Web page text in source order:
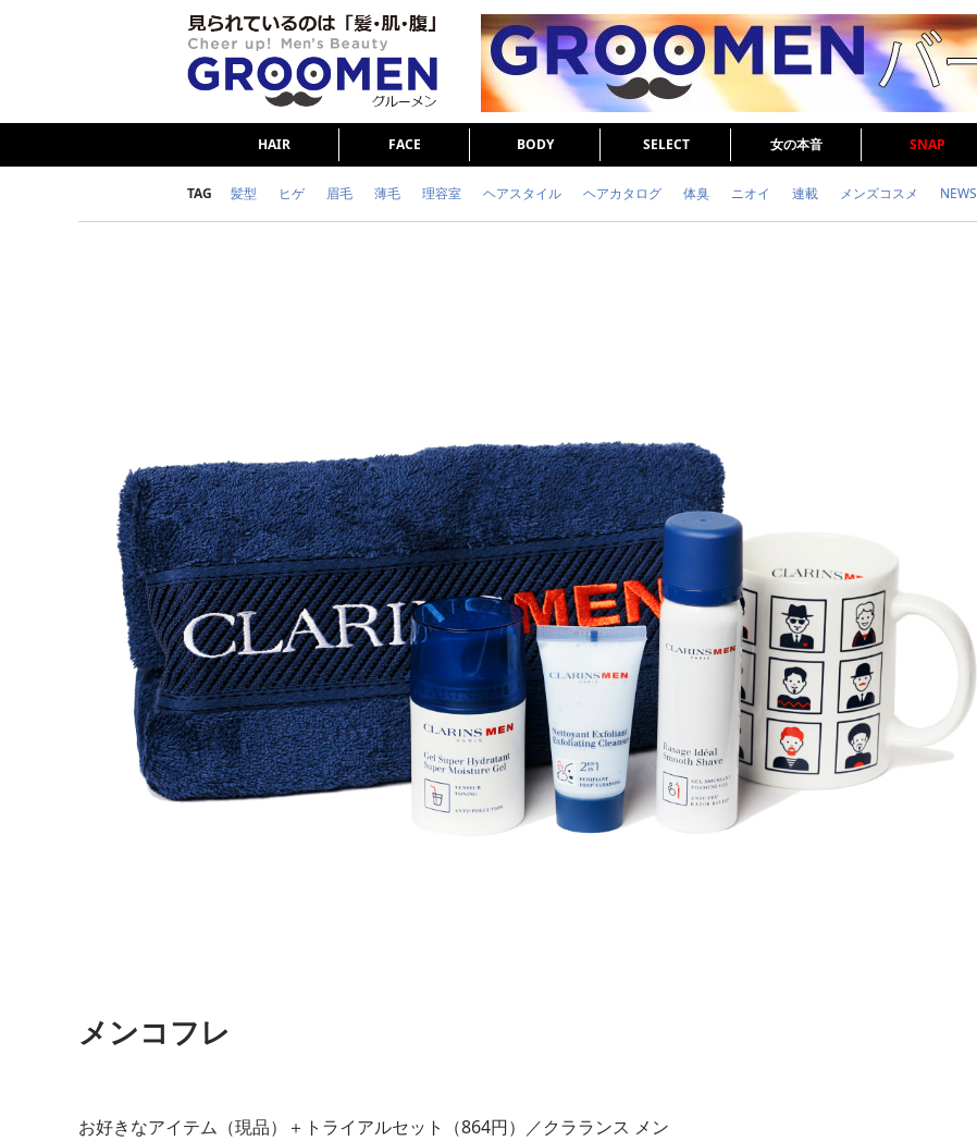
HAIR FACE BODY SELECT 女の本音 SNAP
TAG 髪型 ヒゲ 眉毛 薄毛 理容室 ヘアスタイル ヘアカタログ 体臭 ニオイ 連載 メンズコスメ NEWS
メンコフレ
お好きなアイテム（現品）＋トライアルセット（864円）／クラランス メン